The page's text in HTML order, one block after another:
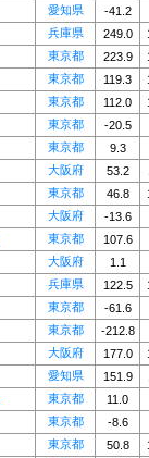
愛知県
-41.2
兵庫県 249.0
東京都 223.9
東京都 119.3
東京都 112.0
東京都
-20.5
東京都
9.3
大阪府 53.2
東京都 46.8
大阪府
-13.6
東京都
107.6
大阪府
1.1
兵庫県 122.5
東京都
-61.6
東京都
-212.8
大阪府 177.0
愛知県 151.9
東京都
11.0
東京都
-8.6
東京都 50.8